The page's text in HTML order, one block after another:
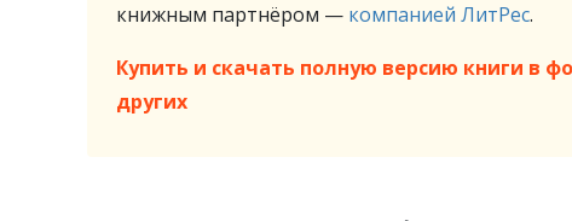
книжным партнёром — компанией ЛитРес.
Купить и скачать полную версию книги в
других